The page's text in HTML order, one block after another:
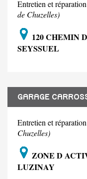
Entretien et
de Chuzelles)
120 CHEMIN
SEYSSUEL
GARAGE
Entretien et
Chuzelles)
ZONE D
LUZINAY